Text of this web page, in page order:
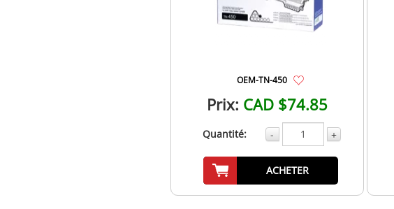
OEM-TN-450
Prix: CAD $74.85
Quantité: - +
ACHETER